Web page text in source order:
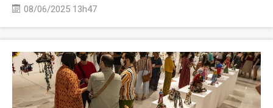
08/06/2025 13h47